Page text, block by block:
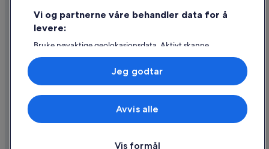
Refusjonsprosessen og tidsrammer for refusjon
Internasjonale reisedokumenter
© 2026 Expedia, Inc., et Expedia Group-selskap. Med enerett. Expedia
og flylogoen er varemerker eller registrerte varemerker som tilhører
Vi og partnerne våre behandler data for å
levere:
Bruke nøyaktige geolokasjonsdata. Aktivt skanne
enhetsegenskaper for identifikasjon. Lagre og/eller få
tilgang til informasjon på en enhet. Personlig tilpasset
annonsering og innhold, annonsering- og
innholdsmåling, publikumsundersøkelser og
tjenesteutvikling.
Liste over partnere (leverandører)
Vis formål
Avvis alle
Jeg godtar